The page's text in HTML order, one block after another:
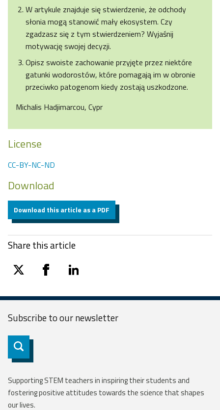
W artykule znajduje się stwierdzenie, że odchody
słonia mogą stanowić mały ekosystem. Czy
zgadzasz się z tym stwierdzeniem? Wyjaśnij
motywację swojej decyzji.
Opisz swoiste zachowanie przyjęte przez niektóre
gatunki wodorostów, które pomagają im w obronie
przeciwko patogenom kiedy zostają uszkodzone.
Michalis Hadjimarcou, Cypr
License
CC-BY-NC-ND
Download
Download this article as a PDF
Share this article
twitter facebooklinkedin
Subscribe to ournewsletter
Subscribe
Supporting STEM teachers in inspiring their students and
fostering positive attitudes towards the science that shapes
our lives.